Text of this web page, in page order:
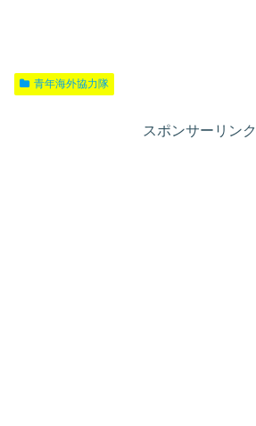
青年海外協力隊
スポンサーリンク